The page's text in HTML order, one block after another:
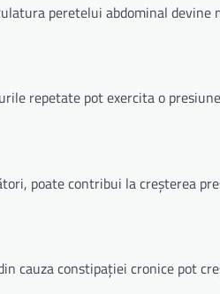
peretelui abdominal devine
repetate pot exercita o
poate contribui la creșterea
cauza constipației cronice pot